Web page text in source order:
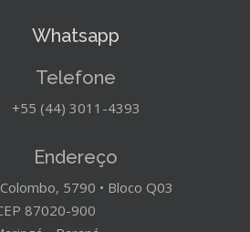
Whatsapp
Telefone
+55 (44) 3011-4393
Endereço
5790 • Bloco Q03
87020-900